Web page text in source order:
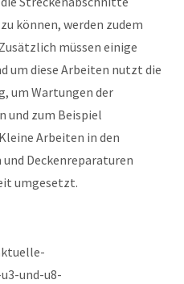
können, werden zudem
müssen einige
um diese Arbeiten nutzt die
um Wartungen der
und zum Beispiel
Arbeiten in den
Deckenreparaturen
umgesetzt.
und-u8-